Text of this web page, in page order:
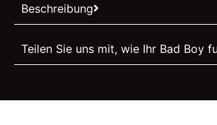
Beschreibung
Teilen Sie uns mit, wie Ihr Bad Boy